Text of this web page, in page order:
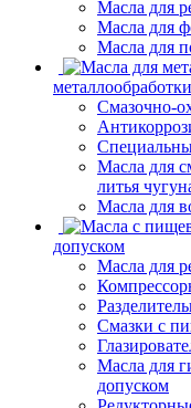
Масла для
Масла для
Масла для
металлообработки
Смазочно-
Масла для
литья
Масла для
допуском
Масла для
Смазки с
Масла для
допуском